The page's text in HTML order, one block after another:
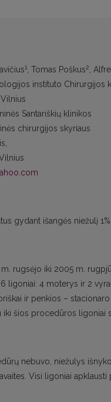
1, Tomas Poškus2,
instituto Chirurgijos
Santariškių klinikos
chirurgijos skyriaus
gydant išangės niežulį
m. rugsėjo iki 2005 m.
ligoniai: 4 moterys ir 2
ir penkios –
iki šios procedūros ligoniai
nebuvo, niežulys
Visi ligoniai apklausti